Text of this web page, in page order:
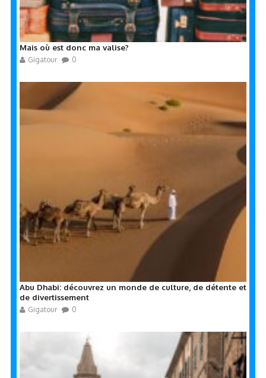
Mais où est donc ma valise?
Gigatour 0
Abu Dhabi: découvrez un monde de culture, de détente et
de divertissement
Gigatour 0